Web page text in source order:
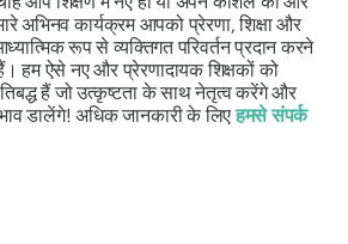
अभिनव कार्यक्रम आपको प्रेरणा, शिक्षा और
रूप से व्यक्तिगत परिवर्तन प्रदान करने
हम ऐसे नए और प्रेरणादायक शिक्षकों को
हैं जो उत्कृष्टता के साथ नेतृत्व करेंगे और
डालेंगे! अधिक जानकारी के लिएहमसे संपर्क